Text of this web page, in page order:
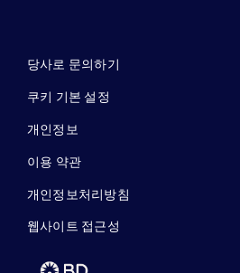
당사로 문의하기
쿠키 기본 설정
개인정보
이용 약관
개인정보처리방침
웹사이트 접근성